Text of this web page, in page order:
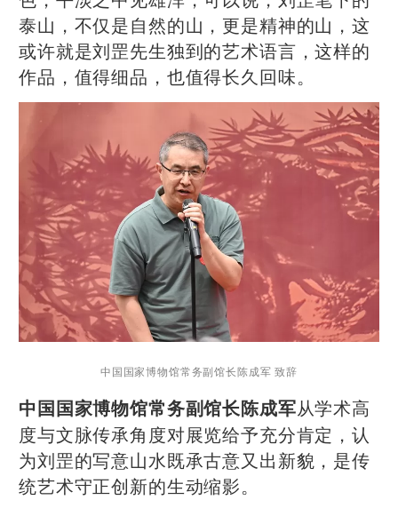
泰山，不仅是自然的山，更是精神的山，这
或许就是刘罡先生独到的艺术语言，这样的
作品，值得细品，也值得长久回味。
中国国家博物馆常务副馆长陈成军 致辞
中国国家博物馆常务副馆长陈成军从学术高
度与文脉传承角度对展览给予充分肯定，认
为刘罡的写意山水既承古意又出新貌，是传
统艺术守正创新的生动缩影。